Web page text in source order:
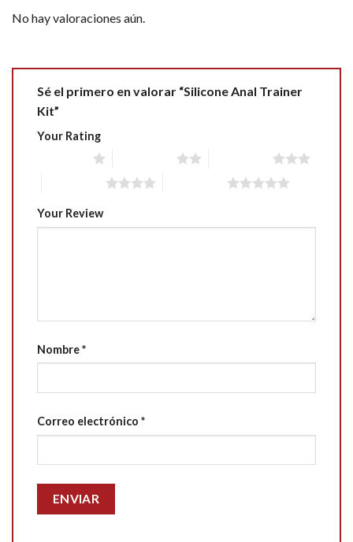
No hay valoraciones aún.
Sé el primero en valorar “Silicone Anal Trainer
Kit”
Your Rating
Your Review
Nombre*
Correo electrónico *